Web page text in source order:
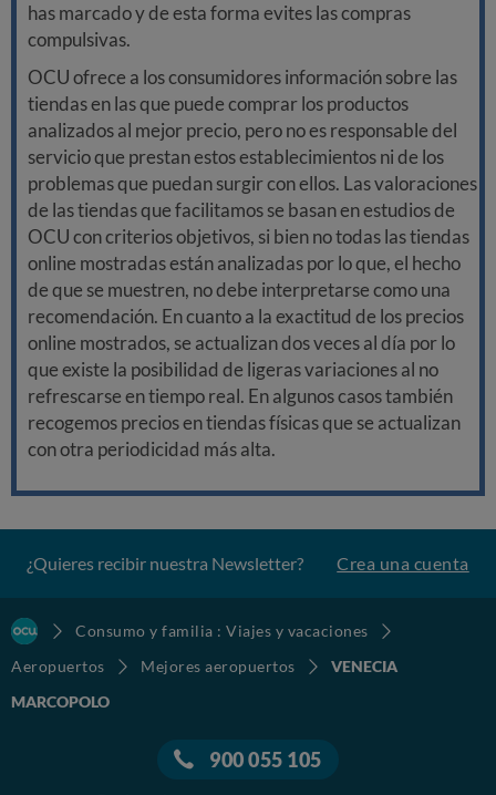
has marcado y de esta forma evites las compras
compulsivas.
OCU ofrece a los consumidores información sobre las
tiendas en las que puede comprar los productos
analizados al mejor precio, pero no es responsable del
servicio que prestan estos establecimientos ni de los
problemas que puedan surgir con ellos. Las valoraciones
de las tiendas que facilitamos se basan en estudios de
OCU con criterios objetivos, si bien no todas las tiendas
online mostradas están analizadas por lo que, el hecho
de que se muestren, no debe interpretarse como una
recomendación. En cuanto a la exactitud de los precios
online mostrados, se actualizan dos veces al día por lo
que existe la posibilidad de ligeras variaciones al no
refrescarse en tiempo real. En algunos casos también
recogemos precios en tiendas físicas que se actualizan
con otra periodicidad más alta.
¿Quieres recibir nuestra Newsletter? Crea una cuenta
Consumo y familia : Viajes y vacaciones
Aeropuertos
Mejores aeropuertos
VENECIA
MARCOPOLO
900 055 105